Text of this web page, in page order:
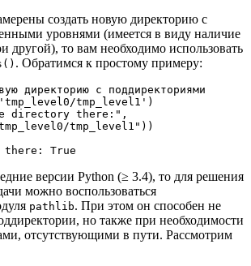
создать новую директорию с
уровнями (имеется в виду наличие
другой), то вам необходимо использовать
. Обратимся к простому примеру:
директорию с поддиректориями
tmp_level1')
directory there:",
tmp_level1"))
True
версии Python (≥ 3.4), то для решения
можно воспользоваться
pathlib. При этом он способен не
но также при необходимости
отсутствующими в пути. Рассмотрим